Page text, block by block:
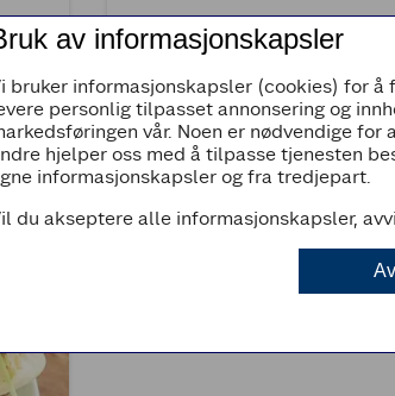
(1)
De beste
45min Enkel
av informasjonskapsler
bruker informasjonskapsler (cookies) for å
personlig tilpasset annonsering og
vår. Noen er nødvendige
hjelper oss med å tilpasse tjenesten
informasjonskapsler og fra tredjepart.
du akseptere alle informasjonskapsler,